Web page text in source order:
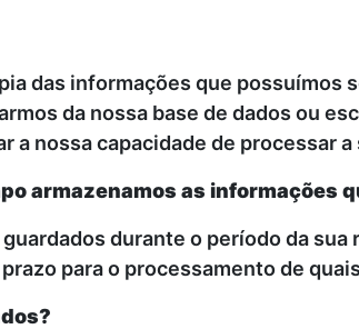
das informações que
da nossa base de dados ou
a nossa capacidade de processar a
armazenamos as informações
durante o período da
para o processamento de